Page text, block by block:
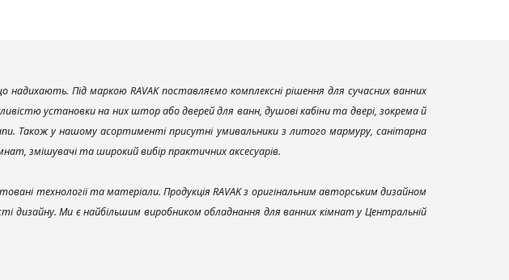
Під маркою RAVAK поставляємо комплексні рішення для сучасних ванних
установки на них штор або дверей для ванн, душові кабіни та двері, зокрема й
Також у нашому асортименті присутні умивальники з литого мармуру, санітарна
змішувачі та широкий вибір практичних аксесуарів.
технології та матеріали. Продукція RAVAK з оригінальним авторським дизайном
дизайну. Ми є найбільшим виробником обладнання для ванних кімнат у Центральній